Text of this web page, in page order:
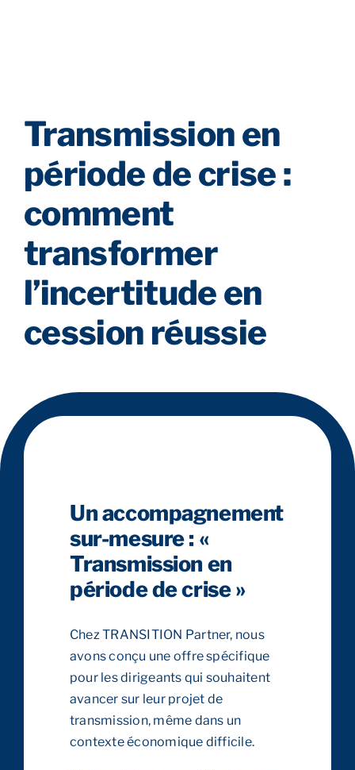
Transmission en
période de crise :
comment
transformer
l’incertitude en
cession réussie
Un accompagnement
sur-mesure : «
Transmission en
période de crise »
Chez TRANSITION Partner, nous
avons conçu une offre spécifique
pour les dirigeants qui souhaitent
avancer sur leur projet de
transmission, même dans un
contexte économique difficile.